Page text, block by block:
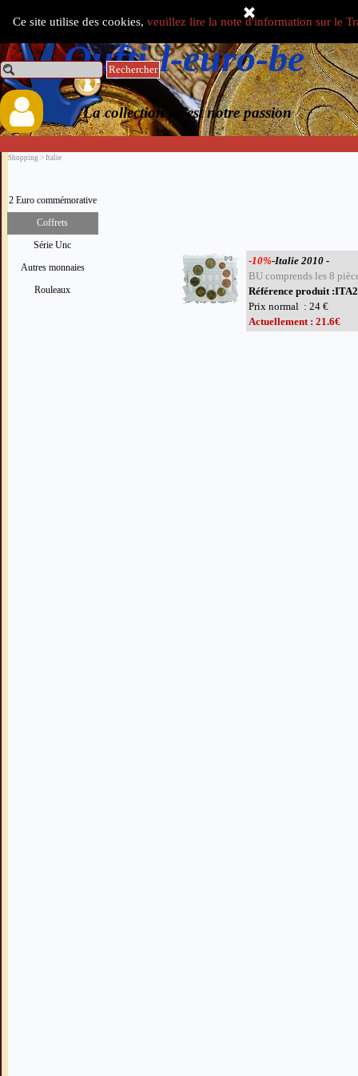
Ce site utilise des cookies, veuillez lire la note d'information sur le
Oufti-l-euro-be
Rechercher
0.00 € La collection , c'est notre passion
Shopping > Italie
2 Euro commémorative
Coffrets
Série Unc
Autres monnaies
Rouleaux
-10%-Italie 2010 -
BU comprends les 8
Référence produit
Prix normal : 24 €
Actuellement : 21.6€